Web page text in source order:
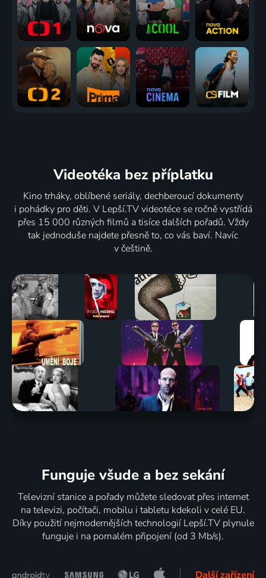
Videotéka bez příplatku
Kino trháky, oblíbené seriály, dechberoucí dokumenty
i pohádky pro děti. V Lepší.TV videotéce se ročně vystřídá
přes 15 000 různých filmů a tisíce dalších pořadů. Vždy
tak jednoduše najdete přesně to, co vás baví. Navíc
v češtině.
Funguje všude a bez sekání
Televizní stanice a pořady můžete sledovat přes internet
na televizi, počítači, mobilu i tabletu kdekoli v celé EU.
Díky použití nejmodernějších technologií Lepší.TV plynule
funguje i na pomalém připojení (od 3 Mb/s).
Další zařízení